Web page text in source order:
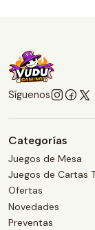
Síguenos
Categorías
Juegos de Mesa
Juegos de Cartas
Ofertas
Novedades
Preventas